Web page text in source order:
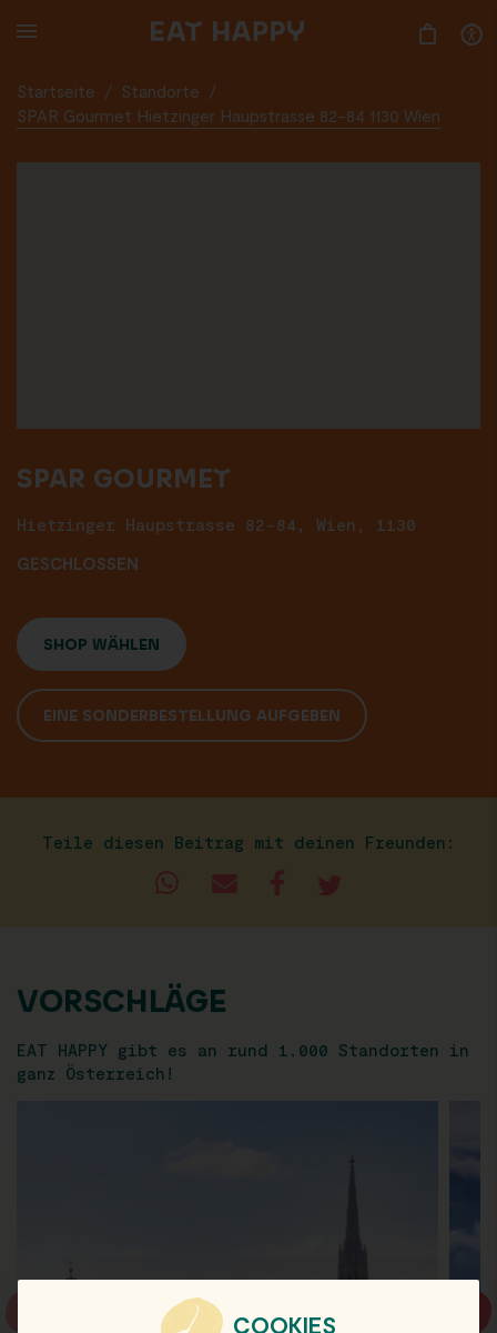
TO
Startseite / Standorte
/
SPAR Gourmet Hietzinger Haupstrasse 82-84 1130 Wien
SPAR GOURMET
Hietzinger Haupstrasse 82-84, Wien, 1130
GESCHLOSSEN
SHOP WÄHLEN
EINE SONDERBESTELLUNG AUFGEBEN
Teile diesen Beitrag mit deinen Freunden:
VORSCHLÄGE
EAT HAPPY gibt es an rund 1.000 Standorten in
ganz Österreich!
COOKIES